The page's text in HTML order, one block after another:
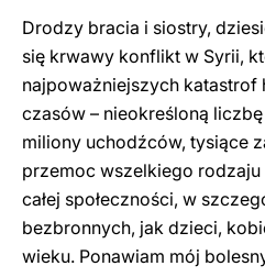
Drodzy bracia i siostry,
się krwawy konflikt w Syrii,
najpoważniejszych katastrof
czasów – nieokreśloną
miliony uchodźców, tysiące
przemoc wszelkiego
całej społeczności, w
bezbronnych, jak dzieci,
wieku. Ponawiam mój